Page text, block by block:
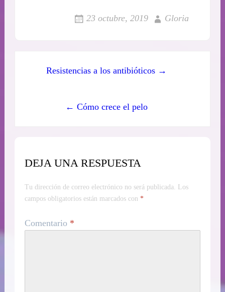
23 octubre, 2019 Gloria
Resistencias a los antibióticos →
← Cómo crece el pelo
DEJA UNA RESPUESTA
Tu dirección de correo electrónico no será publicada. Los
campos obligatorios están marcados con *
Comentario *